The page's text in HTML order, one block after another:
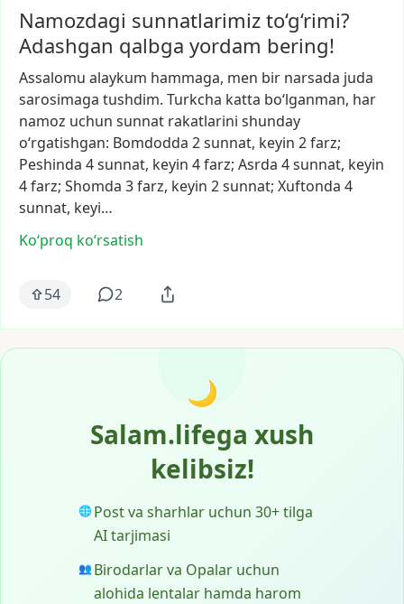
Namozdagi sunnatlarimiz to‘g‘rimi?
Adashgan qalbga yordam bering!
Assalomu alaykum hammaga, men bir narsada juda
sarosimaga tushdim. Turkcha katta bo‘lganman, har
namoz uchun sunnat rakatlarini shunday
o‘rgatishgan: Bomdodda 2sunnat, keyin 2farz;
Peshinda 4sunnat, keyin 4farz; Asrda 4sunnat, keyin
4farz; Shomda 3farz, keyin 2sunnat; Xuftonda 4
sunnat, keyi…
Ko‘proq koʻrsatish
54 2
🌙
Salam.lifega xush
kelibsiz!
🌐 Post va sharhlar uchun 30+ tilga
AI tarjimasi
👥 Birodarlar va Opalar uchun
alohida lentalar hamda harom